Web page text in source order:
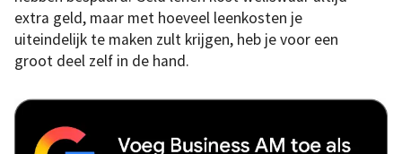
extra geld, maar met hoeveel leenkosten je
uiteindelijk te maken zult krijgen, heb je voor een
groot deel zelf in de hand.